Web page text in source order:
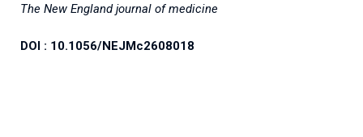
The New England journal of medicine
DOI : 10.1056/NEJMc2608018